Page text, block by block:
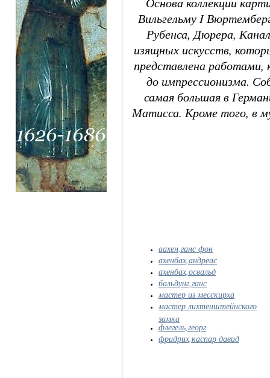
Вильгельму I
Рубенса, Дюрера,
изящных искусств,
представлена
до импрессионизма.
самая большая в
Матисса. Кроме того, в
аахен,ганс фон
ахенбах,андреас
ахенбах,освальд
бальдунг,ганс
мастер из месскирха
мастер лихтенштейнского
замка
флегель,георг
фридрих,каспар давид